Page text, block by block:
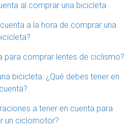
al comprar una bicicleta
a la hora de comprar una
para comprar lentes de ciclismo?
bicicleta: ¿Qué debes tener en
cuenta?
a tener en cuenta para
un ciclomotor?